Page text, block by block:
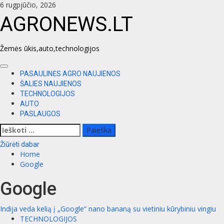
Skip
to
content
6 rugpjūčio, 2026
AGRONEWS.LT
Žemės ūkis,auto,technologijos
Primary
Menu
PASAULINĖS AGRO NAUJIENOS
ŠALIES NAUJIENOS
TECHNOLOGIJOS
AUTO
PASLAUGOS
Ieškoti:
Žiūrėti dabar
Home
Google
Google
Indija veda kelią į „Google“ nano bananą su vietiniu kūrybiniu vingiu
TECHNOLOGIJOS